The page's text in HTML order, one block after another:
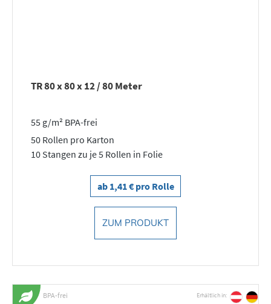
TR 80 x 80 x 12 / 80 Meter
55 g/m² BPA-frei
50 Rollen pro Karton
10 Stangen zu je 5 Rollen in Folie
ab 1,41 € pro Rolle
ZUM PRODUKT
BPA-frei Erhältlich in: